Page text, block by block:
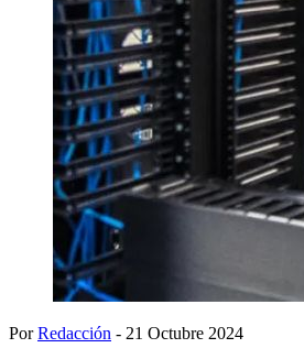
PorRedacción - 21 Octubre 2024